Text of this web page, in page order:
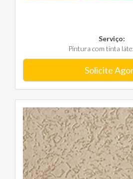
Serviço:
Pintura com tinta
Solicite